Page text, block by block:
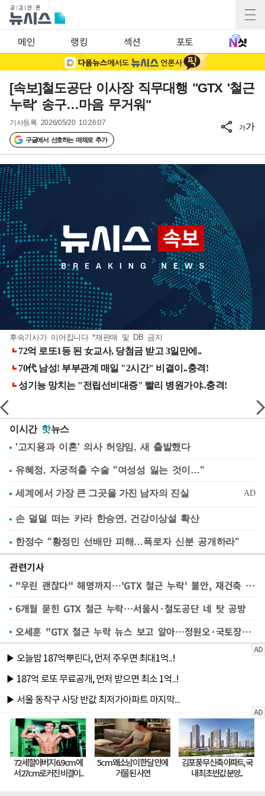
메인 랭킹 섹션 포토
[속보]철도공단 이사장 직무대행 "GTX '철근
누락' 송구…마음 무거워"
기사등록 2026/05/20 10:26:07
구글에서 선호하는 매체로 추가
가가
후속기사가 이어집니다 *재판매 및 DB 금지
이시간 핫뉴스
'고지용과 이혼' 의사 허양임, 새 출발했다
유혜정, 자궁적출 수술 "여성성 잃는 것이…"
손 덜덜 떠는 카라 한승연, 건강이상설 확산
한정수 "황정민 선배만 피해…폭로자 신분 공개하라"
관련기사
"우린 괜찮다" 해명까지…'GTX 철근 누락' 불안, 재건축 단지로 번져
6개월 묻힌 GTX 철근 누락…서울시·철도공단 네 탓 공방
오세훈 "GTX 철근 누락 뉴스 보고 알아…정원오·국토장관이 대시민 사과해야"